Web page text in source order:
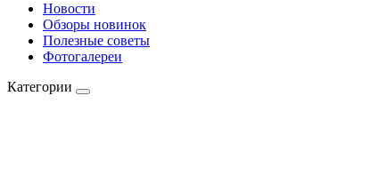
Новости
Обзоры новинок
Полезные советы
Фотогалереи
Категории